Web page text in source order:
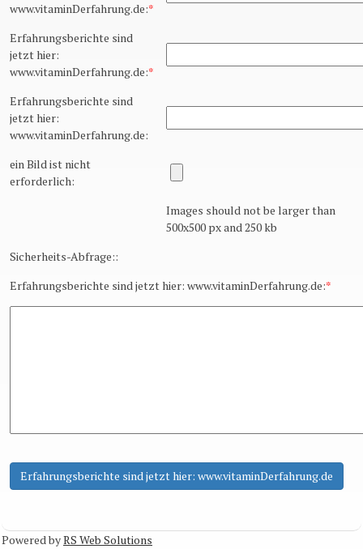
www.vitaminDerfahrung.de:*
Erfahrungsberichte sind
jetzt hier:
www.vitaminDerfahrung.de:*
Erfahrungsberichte sind
jetzt hier:
www.vitaminDerfahrung.de:
ein Bild ist nicht
erforderlich:
Images should not be larger than
500x500 px and 250 kb
Sicherheits-Abfrage::
Erfahrungsberichte sind jetzt hier: www.vitaminDerfahrung.de:*
Powered byRS Web Solutions